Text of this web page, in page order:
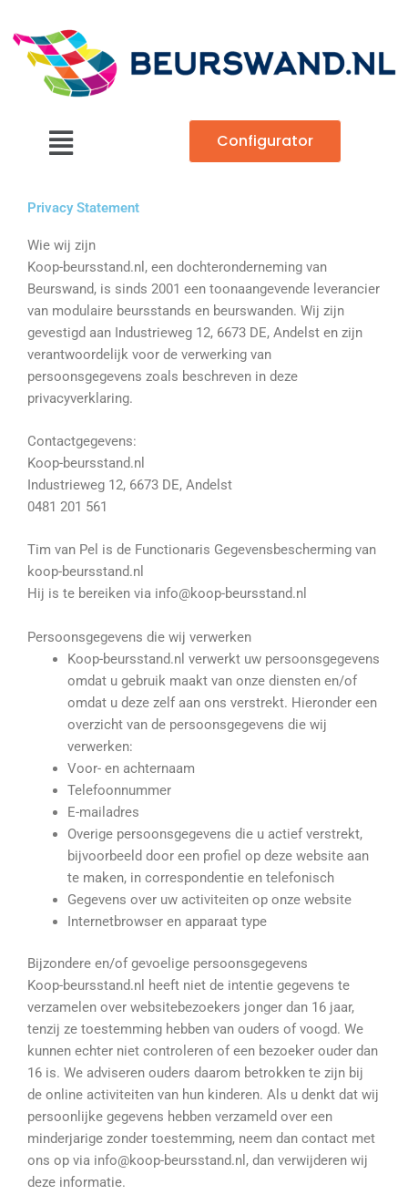
content
Main
Menu
Configurator
Privacy Statement
Wie wij zijn
Koop-beursstand.nl, een dochteronderneming van
Beurswand, is sinds 2001 een toonaangevende leverancier
van modulaire beursstands en beurswanden. Wij zijn
gevestigd aan Industrieweg 12, 6673 DE, Andelst en zijn
verantwoordelijk voor de verwerking van
persoonsgegevens zoals beschreven in deze
privacyverklaring.
Contactgegevens:
Koop-beursstand.nl
Industrieweg 12, 6673 DE, Andelst
0481 201 561
Tim van Pel is de Functionaris Gegevensbescherming van
koop-beursstand.nl
Hij is te bereiken via info@koop-beursstand.nl
Persoonsgegevens die wij verwerken
Koop-beursstand.nl verwerkt uw persoonsgegevens
omdat u gebruik maakt van onze diensten en/of
omdat u deze zelf aan ons verstrekt. Hieronder een
overzicht van de persoonsgegevens die wij
verwerken:
Voor- en achternaam
Telefoonnummer
E-mailadres
Overige persoonsgegevens die u actief verstrekt,
bijvoorbeeld door een profiel op deze website aan
te maken, in correspondentie en telefonisch
Gegevens over uw activiteiten op onze website
Internetbrowser en apparaat type
Bijzondere en/of gevoelige persoonsgegevens
Koop-beursstand.nl heeft niet de intentie gegevens te
verzamelen over websitebezoekers jonger dan 16 jaar,
tenzij ze toestemming hebben van ouders of voogd. We
kunnen echter niet controleren of een bezoeker ouder dan
16 is. We adviseren ouders daarom betrokken te zijn bij
de online activiteiten van hun kinderen. Als u denkt dat wij
persoonlijke gegevens hebben verzameld over een
minderjarige zonder toestemming, neem dan contact met
ons op via info@koop-beursstand.nl, dan verwijderen wij
deze informatie.